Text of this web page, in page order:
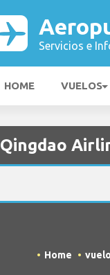
Servicios e
HOME VUELOS
Qingdao
Home